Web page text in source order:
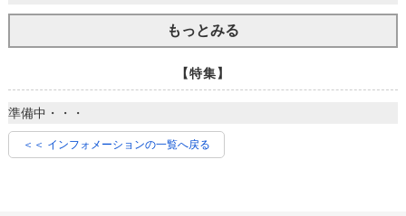
もっとみる
【特集】
準備中・・・
＜＜ インフォメーションの一覧へ戻る